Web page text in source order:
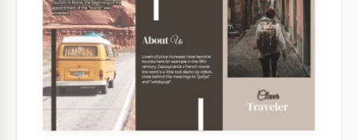
Brochura de casamento de três dobras
Esteja você se preparando para um casamento,
promovendo seus serviços de casamento, então
nosso livre Folheto de Casamento Minimalista Cinza
com designs e imagens prontas é perfeito para
você.